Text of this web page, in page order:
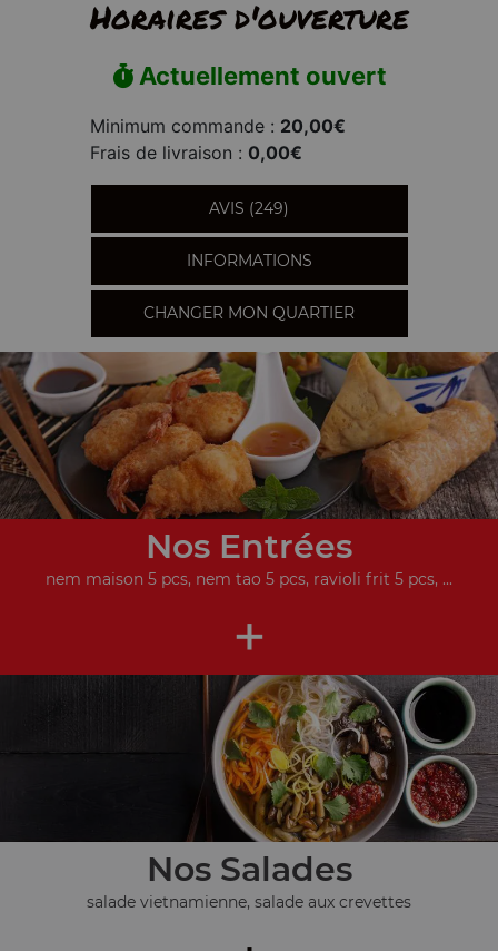
Horaires d'ouverture
Actuellement ouvert
Minimum commande : 20,00€
Frais de livraison : 0,00€
AVIS (249)
INFORMATIONS
CHANGER MON QUARTIER
Nos Entrées
nem maison 5 pcs, nem tao 5 pcs, ravioli frit 5 pcs, ...
+
Nos Salades
salade vietnamienne, salade aux crevettes